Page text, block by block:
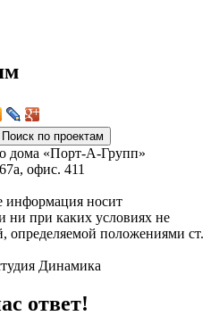
дома «Порт-А-Групп»
офиc. 411
информация носит
ни при каких условиях не
определяемой положениями ст.
Динамика
ответ!